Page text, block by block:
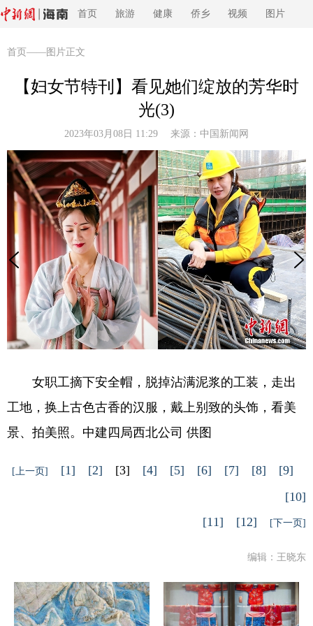
首页 旅游 健康 侨乡 视频 图片
首页 ——图片正文
【妇女节特刊】看见她们绽放的芳华时
光(3)
2023年03月08日 11:29 来源： 中国新闻网
女职工摘下安全帽，脱掉沾满泥浆的工装，走出
工地，换上古色古香的汉服，戴上别致的头饰，看美
景、拍美照。中建四局西北公司 供图
[上一页] [1] [2] [3] [4] [5] [6] [7] [8]
[9]
[10]
[11]
[12] [下一页]
编辑：王晓东